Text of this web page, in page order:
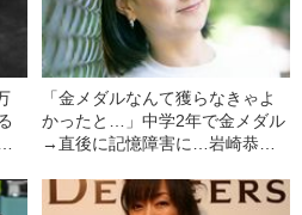
「金メダルなんて獲らなきゃよ
かったと…」中学2年で金メダル
→直後に記憶障害に…岩崎恭子
中で一番幸せ」の“その後”